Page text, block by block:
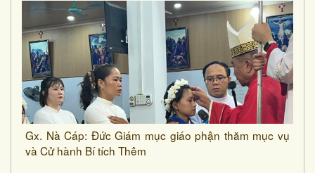
Gx. Nà Cáp: Đức Giám mục giáo phận thăm mục vụ
và Cử hành Bí tích Thêm